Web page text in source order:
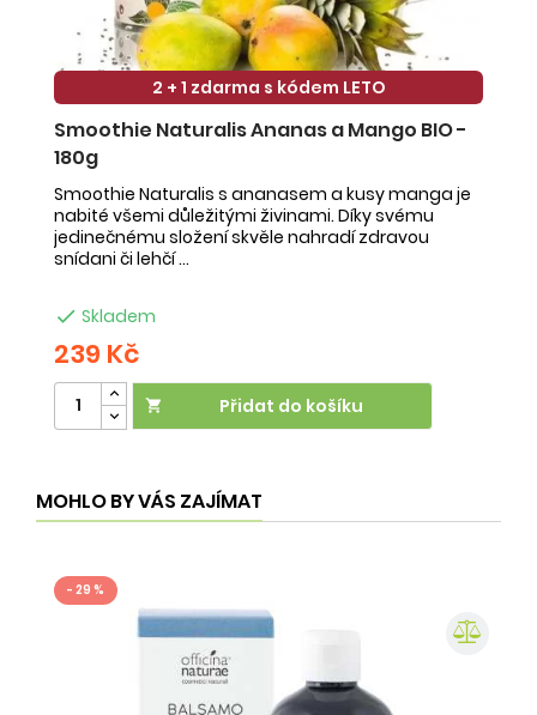
2 + 1 zdarma s kódem LETO
Smoothie Naturalis Ananas a Mango BIO -
180g
Smoothie Naturalis s ananasem a kusy manga je
nabité všemi důležitými živinami. Díky svému
jedinečnému složení skvěle nahradí zdravou
snídani či lehčí ...
 Skladem
239 Kč
 Přidat do košíku
MOHLO BY VÁS ZAJÍMAT
- 29 %